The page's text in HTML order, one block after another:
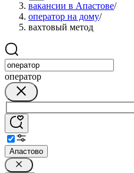
вакансии в Апастове/
оператор на дому/
вахтовый метод
оператор
Апастово